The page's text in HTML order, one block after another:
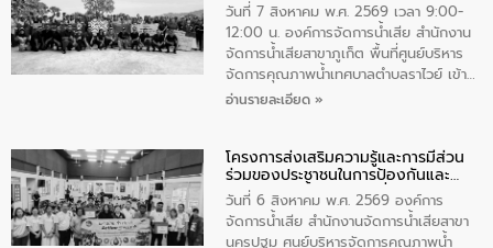
วันที่ 7 สิงหาคม พ.ศ. 2569 เวลา 9:00-
12:00 น. องค์การจัดการน้ำเสีย สำนักงาน
จัดการน้ำเสียสาขาภูเก็ต พื้นที่ศูนย์บริหาร
จัดการคุณภาพน้ำเทศบาลตำบลราไวย์ เข้า
ร่วมโครงการราไวย์สวยด้วยมือและใจเรา
ประชาชน ตัวแทนจากโรงแรมต่างๆ ในเขต
เทศบาลตำบลราไวย์ ศูนย์บริหารจัดการ
คุณภาพน้ำเทศบาลตำบลราไวย์ นำโดยนาย
น้อย แก้วเศษ ผู้จัดการสำนักงานจัดการน้ำ
เสียสาขาภูเก็ต พร้อมด้วยเจ้าหน้าที่ จำนวน
อ่านรายละเอียด »
โครงการส่งเสริมความรู้และการมีส่วน
ร่วมของประชาชนในการป้องกันและ
แก้ไขปัญหาน้ำเสียอย่างยั่งยืน
วันที่ 6 สิงหาคม พ.ศ. 2569 องค์การ
จัดการน้ำเสีย สำนักงานจัดการน้ำเสียสาขา
นครปฐม ศูนย์บริหารจัดการคุณภาพน้ำ